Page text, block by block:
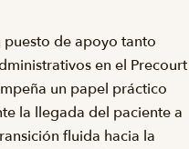
puesto de apoyo tanto
en el Precourt
un papel práctico
la llegada del paciente a
fluida hacia la